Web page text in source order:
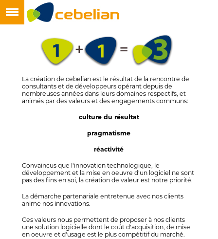
La création de cebelian est le résultat de la rencontre de
consultants et de développeurs opérant depuis de
nombreuses années dans leurs domaines respectifs, et
animés par des valeurs et des engagements communs:
culture du résultat
pragmatisme
réactivité
Convaincus que l'innovation technologique, le
développement et la mise en oeuvre d'un logiciel ne sont
pas des fins en soi, la création de valeur est notre priorité.
La démarche partenariale entretenue avec nos clients
anime nos innovations.
Ces valeurs nous permettent de proposer à nos clients
une solution logicielle dont le coût d'acquisition, de mise
en oeuvre et d'usage est le plus compétitif du marché.